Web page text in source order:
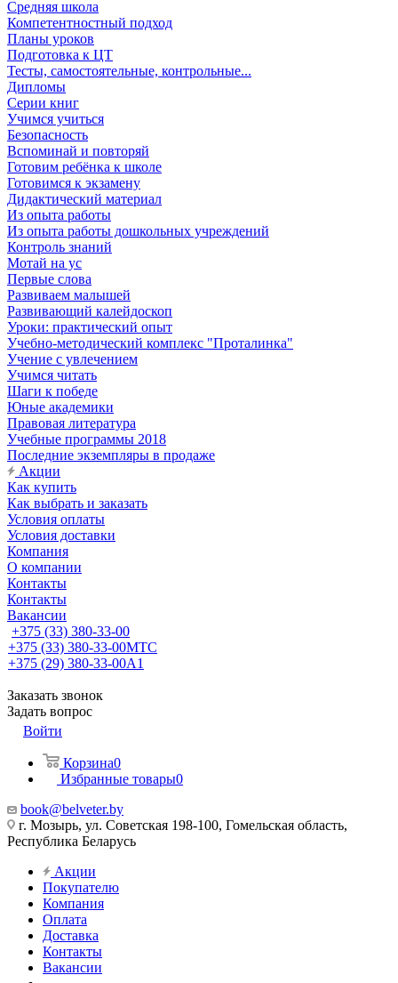
Средняя школа
Компетентностный подход
Планы уроков
Подготовка к ЦТ
Тесты, самостоятельные, контрольные...
Дипломы
Серии книг
Учимся учиться
Безопасность
Вспоминай и повторяй
Готовим ребёнка к школе
Готовимся к экзамену
Дидактический материал
Из опыта работы
Из опыта работы дошкольных учреждений
Контроль знаний
Мотай на ус
Первые слова
Развиваем малышей
Развивающий калейдоскоп
Уроки: практический опыт
Учебно-методический комплекс "Проталинка"
Учение с увлечением
Учимся читать
Шаги к победе
Юные академики
Правовая литература
Учебные программы 2018
Последние экземпляры в продаже
Акции
Как купить
Как выбрать и заказать
Условия оплаты
Условия доставки
Компания
О компании
Контакты
Контакты
Вакансии
+375 (33) 380-33-00
+375 (33) 380-33-00МТС
+375 (29) 380-33-00А1
Заказать звонок
Задать вопрос
Войти
Корзина0
Избранные товары0
book@belveter.by
г. Мозырь, ул. Советская 198-100, Гомельская область,
Республика Беларусь
Акции
Покупателю
Компания
Оплата
Доставка
Контакты
Вакансии